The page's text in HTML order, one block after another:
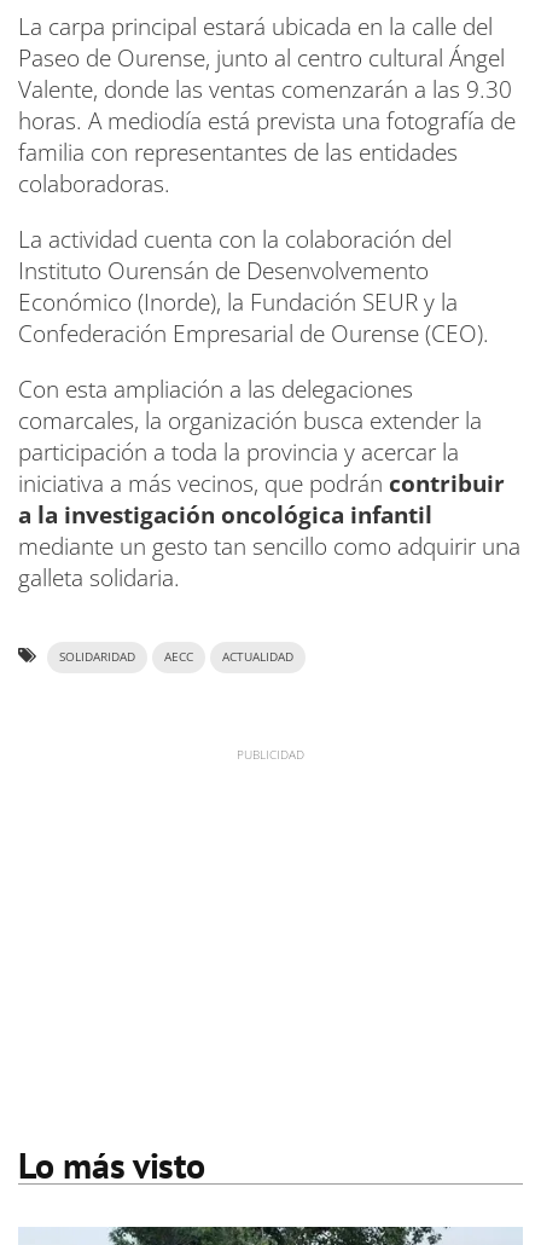
La carpa principal estará ubicada en la calle del
Paseo de Ourense, junto al centro cultural Ángel
Valente, donde las ventas comenzarán a las 9.30
horas. A mediodía está prevista una fotografía de
familia con representantes de las entidades
colaboradoras.
La actividad cuenta con la colaboración del
Instituto Ourensán de Desenvolvemento
Económico (Inorde), la Fundación SEUR y la
Confederación Empresarial de Ourense (CEO).
Con esta ampliación a las delegaciones
comarcales, la organización busca extender la
participación a toda la provincia y acercar la
iniciativa a más vecinos, que podrán contribuir
a la investigación oncológica infantil
mediante un gesto tan sencillo como adquirir una
galleta solidaria.
SOLIDARIDAD AECC ACTUALIDAD
Lo más visto